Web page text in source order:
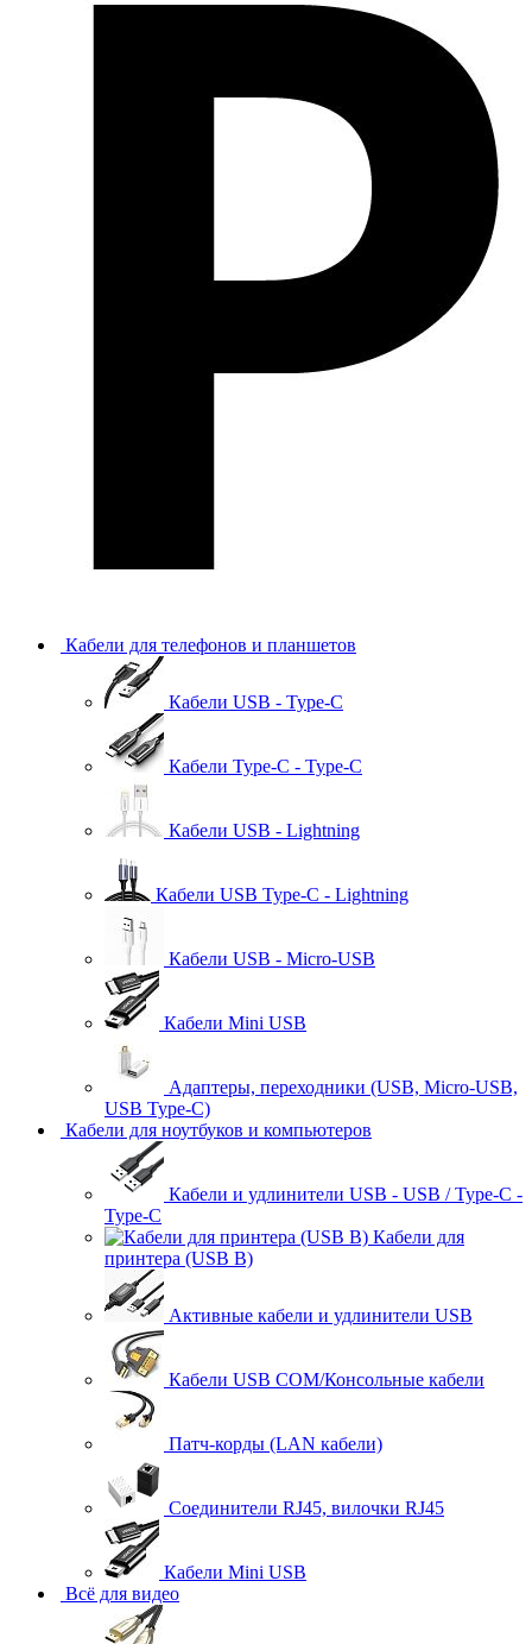
Кабели для телефонов и планшетов
Кабели USB - Type-C
Кабели Type-C - Type-C
Кабели USB - Lightning
Кабели USB Type-C - Lightning
Кабели USB - Micro-USB
Кабели Mini USB
Адаптеры, переходники (USB, Micro-USB,
USB Type-C)
Кабели для ноутбуков и компьютеров
Кабели и удлинители USB - USB / Type-C -
Type-C
Кабели для
принтера (USB B)
Активные кабели и удлинители USB
Кабели USB COM/Консольные кабели
Патч-корды (LAN кабели)
Соединители RJ45, вилочки RJ45
Кабели Mini USB
Всё для видео